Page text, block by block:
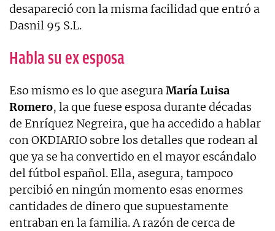
desapareció con la misma facilidad que entró a
Dasnil 95 S.L.
Habla su ex esposa
Eso mismo es lo que aseguraMaría Luisa
Romero, la que fuese esposa durante décadas
de Enríquez Negreira, que ha accedido a hablar
con OKDIARIO sobre los detalles que rodean al
que ya se ha convertido en el mayor escándalo
del fútbol español. Ella, asegura, tampoco
percibió en ningún momento esas enormes
cantidades de dinero que supuestamente
entraban en la familia. A razón de cerca de